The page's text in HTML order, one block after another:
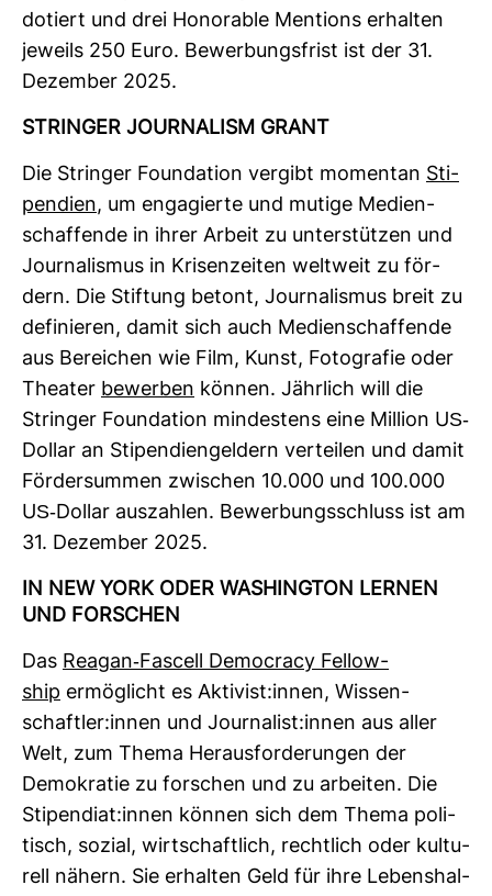
dotiert und drei Hono­rable Men­tions erhalten
jeweils 250 Euro. Bewer­bungs­frist ist der 31.
Dezember 2025.
STRINGER JOUR­NA­LISM GRANT
Die Stringer Founda­tion ver­gibt momentan Sti­
pen­dien, um enga­gierte und mutige Medi­en­
schaf­fende in ihrer Arbeit zu unter­stützen und
Jour­na­lismus in Kri­sen­zeiten welt­weit zu för­
dern. Die Stif­tung betont, Jour­na­lismus breit zu
defi­nieren, damit sich auch Medi­en­schaf­fende
aus Berei­chen wie Film, Kunst, Foto­grafie oder
Theater bewerben können. Jähr­lich will die
Stringer Founda­tion min­des­tens eine Mil­lion US-​
Dollar an Sti­pen­di­en­gel­dern ver­teilen und damit
För­der­summen zwi­schen 10.000 und 100.000
US-​Dollar aus­zahlen. Bewer­bungs­schluss ist am
31. Dezember 2025.
IN NEW YORK ODER WASHINGTON LERNEN
UND FOR­SCHEN
Das Reagan-​Fas­cell Democracy Fel­low­
ship ermög­licht es Akti­vist:innen, Wis­sen­
schaftler:innen und Jour­na­list:innen aus aller
Welt, zum Thema Her­aus­for­de­rungen der
Demo­kratie zu for­schen und zu arbeiten. Die
Sti­pen­diat:innen können sich dem Thema poli­
tisch, sozial, wirt­schaft­lich, recht­lich oder kul­tu­
rell nähern. Sie erhalten Geld für ihre Lebens­hal­